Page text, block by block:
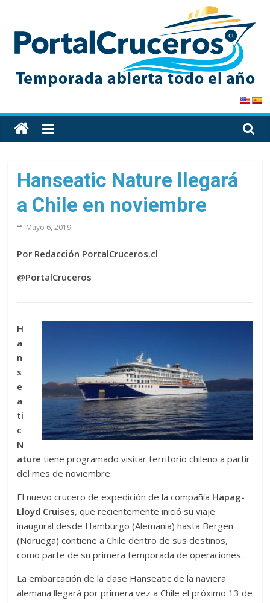
content
PortalCruceros
Toda
la
de
cruceros
en
un
solo
Hanseatic Nature llegará
a Chile en noviembre
Mayo 6, 2019
Por Redacción PortalCruceros.cl
@PortalCruceros
H
a
n
s
e
a
ti
c
N
ature tiene programado visitar territorio chileno a partir
del mes de noviembre.
El nuevo crucero de expedición de la compañía Hapag-
Lloyd Cruises, que recientemente inició su viaje
inaugural desde Hamburgo (Alemania) hasta Bergen
(Noruega) contiene a Chile dentro de sus destinos,
como parte de su primera temporada de operaciones.
La embarcación de la clase Hanseatic de la naviera
alemana llegará por primera vez a Chile el próximo 13 de